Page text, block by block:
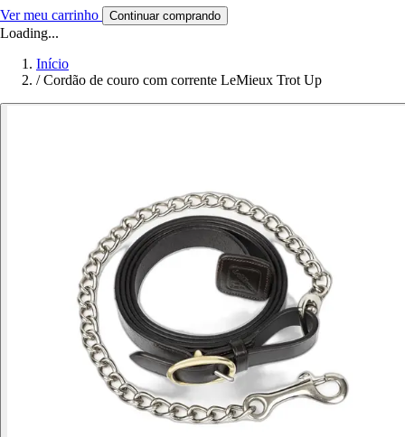
Ver meu carrinho Continuar comprando
Loading...
Início
/ Cordão de couro com corrente LeMieux Trot Up